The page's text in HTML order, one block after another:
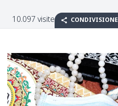
10.097 visite CONDIVISIONE